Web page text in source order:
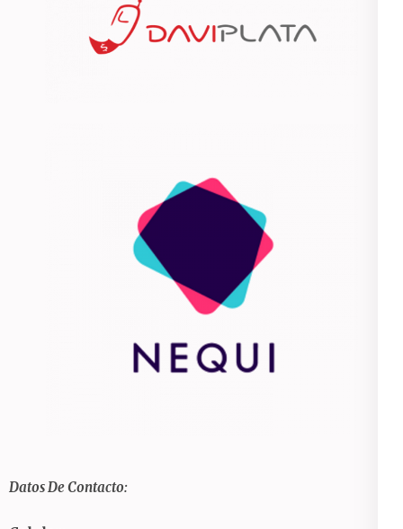
Datos De Contacto: